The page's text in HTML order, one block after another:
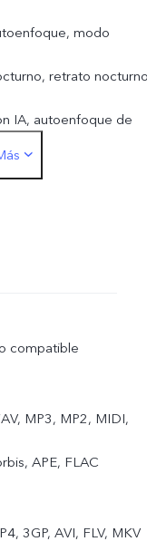
modo
retrato
IA, autoenfoque de
video en 4K, video
facial en videos,
de doble vista
compatible
MP3, MP2, MIDI,
APE, FLAC
3GP, AVI, FLV, MKV